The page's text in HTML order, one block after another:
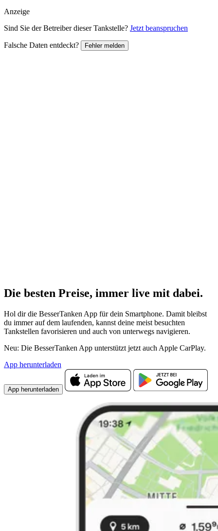
Anzeige
Sind Sie der Betreiber dieser Tankstelle? Jetzt beanspruchen
Falsche Daten entdeckt? Fehler melden
Die besten Preise, immer live mit dabei.
Hol dir die BesserTanken App für dein Smartphone. Damit bleibst
du immer auf dem laufenden, kannst deine meist besuchten
Tankstellen favorisieren und auch von unterwegs navigieren.
Neu: Die BesserTanken App unterstützt jetzt auch Apple CarPlay.
App herunterladen
App herunterladen